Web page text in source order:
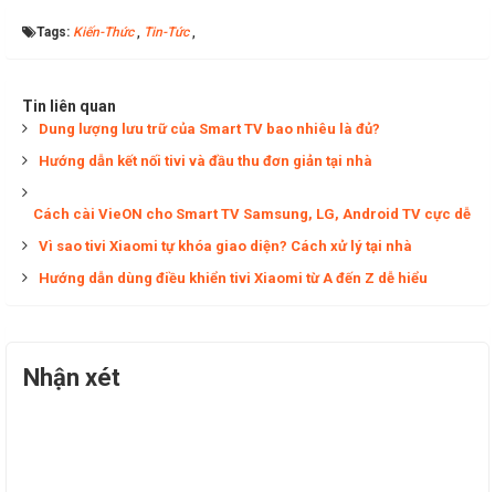
Tags: Kiến-Thức, Tin-Tức,
Tin liên quan
Dung lượng lưu trữ của Smart TV bao nhiêu là đủ?
Hướng dẫn kết nối tivi và đầu thu đơn giản tại nhà
Cách cài VieON cho Smart TV Samsung, LG, Android TV cực dễ
Vì sao tivi Xiaomi tự khóa giao diện? Cách xử lý tại nhà
Hướng dẫn dùng điều khiển tivi Xiaomi từ A đến Z dễ hiểu
Nhận xét